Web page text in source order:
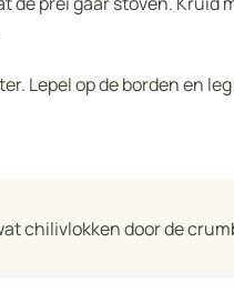
Lepel op de borden en
chilivlokken door de